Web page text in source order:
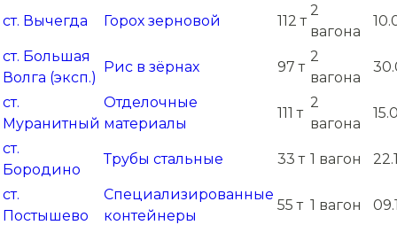
ст. Вычегда Горох зерновой 112 т
2
вагона
ст. Большая
Волга (эксп.)
Рис в зёрнах 97 т
2
вагона
ст.
Муранитный
Отделочные
материалы
111 т
2
вагона
ст.
Бородино
Трубы стальные 33 т 1 вагон
ст.
Постышево
Специализированные
контейнеры
55 т 1 вагон